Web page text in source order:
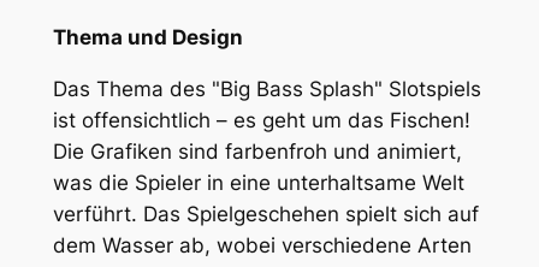
Thema und Design
Das Thema des "Big Bass Splash" Slotspiels
ist offensichtlich – es geht um das Fischen!
Die Grafiken sind farbenfroh und animiert,
was die Spieler in eine unterhaltsame Welt
verführt. Das Spielgeschehen spielt sich auf
dem Wasser ab, wobei verschiedene Arten